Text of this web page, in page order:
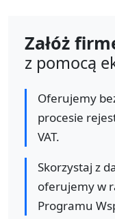
Załóż
z pomocą
Oferujemy
procesie
VAT.
Skorzystaj z
oferujemy w
Programu